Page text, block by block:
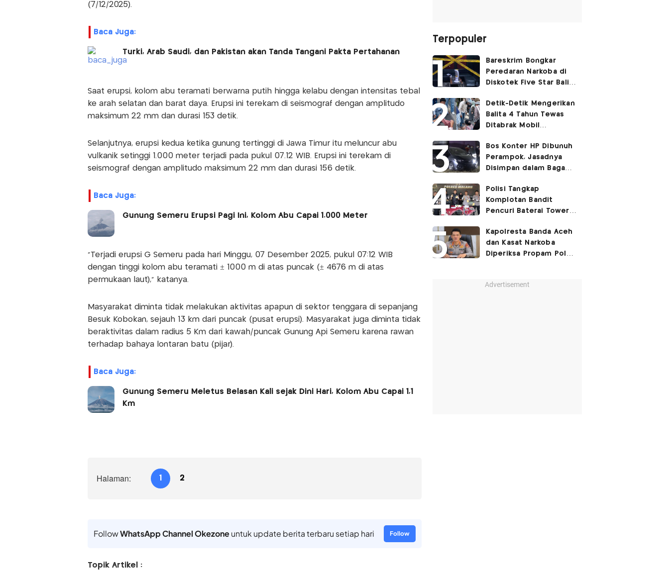
(7/12/2025).
Baca Juga:
Turki, Arab Saudi, dan Pakistan akan Tanda Tangani Pakta Pertahanan
Saat erupsi, kolom abu teramati berwarna putih hingga kelabu dengan intensitas tebal
ke arah selatan dan barat daya. Erupsi ini terekam di seismograf dengan amplitudo
maksimum 22 mm dan durasi 153 detik.
Selanjutnya, erupsi kedua ketika gunung tertinggi di Jawa Timur itu meluncur abu
vulkanik setinggi 1.000 meter terjadi pada pukul 07.12 WIB. Erupsi ini terekam di
seismograf dengan amplitudo maksimum 22 mm dan durasi 156 detik.
Baca Juga:
Gunung Semeru Erupsi Pagi Ini, Kolom Abu Capai 1.000 Meter
"Terjadi erupsi G Semeru pada hari Minggu, 07 Desember 2025, pukul 07:12 WIB
dengan tinggi kolom abu teramati ± 1000 m di atas puncak (± 4676 m di atas
permukaan laut)," katanya.
Masyarakat diminta tidak melakukan aktivitas apapun di sektor tenggara di sepanjang
Besuk Kobokan, sejauh 13 km dari puncak (pusat erupsi). Masyarakat juga diminta tidak
beraktivitas dalam radius 5 Km dari kawah/puncak Gunung Api Semeru karena rawan
terhadap bahaya lontaran batu (pijar).
Baca Juga:
Gunung Semeru Meletus Belasan Kali sejak Dini Hari, Kolom Abu Capai 1,1
Km
Halaman: 1 2
FollowWhatsApp Channel Okezoneuntuk update berita terbaru setiap hari Follow
Topik Artikel :
Terpopuler
Bareskrim Bongkar
Peredaran Narkoba di
Diskotek Five Star Bali,
Detik-Detik Mengerikan
Balita 4 Tahun Tewas
Ditabrak Mobil
Bos Konter HP Dibunuh
Perampok, Jasadnya
Disimpan dalam Bagasi
Polisi Tangkap
Komplotan Bandit
Pencuri Baterai Tower,
Juta
Kapolresta Banda Aceh
dan Kasat Narkoba
Diperiksa Propam Polri,
Advertisement